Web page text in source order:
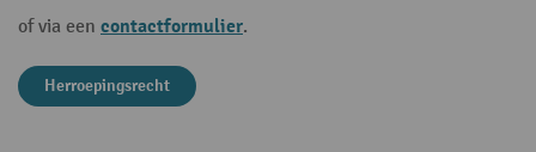
of via een contactformulier.
Herroepingsrecht